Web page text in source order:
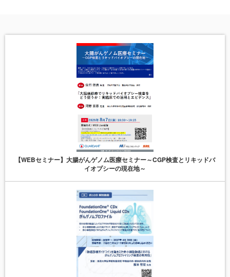
【WEBセミナー】大腸がんゲノム医療セミナー～CGP検査とリキッドバ
イオプシーの現在地～